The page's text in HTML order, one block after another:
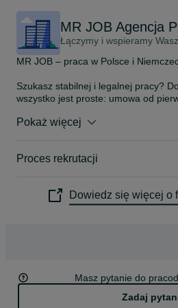
MR JOB Agencja
Łączymy i wspieramy
MR JOB – praca w Polsce i
Szukasz stabilnej i legalnej pracy?
wszystko jest proste: umowa od
2009 roku – jesteśmy sprawdzoną
Co oferujemy:
• jasne zasady i terminową wypłatę
• magazynier / operator wózka
• lakiernik
Pokaż więcej
Proces rekrutacji
Dowiedz się więcej o
Masz pytanie do
Zadaj